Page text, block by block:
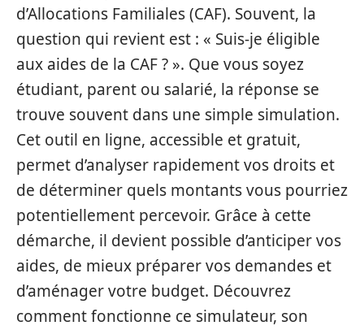
d’Allocations Familiales (CAF). Souvent, la
question qui revient est : « Suis-je éligible
aux aides de la CAF ? ». Que vous soyez
étudiant, parent ou salarié, la réponse se
trouve souvent dans une simple simulation.
Cet outil en ligne, accessible et gratuit,
permet d’analyser rapidement vos droits et
de déterminer quels montants vous pourriez
potentiellement percevoir. Grâce à cette
démarche, il devient possible d’anticiper vos
aides, de mieux préparer vos demandes et
d’aménager votre budget. Découvrez
comment fonctionne ce simulateur, son